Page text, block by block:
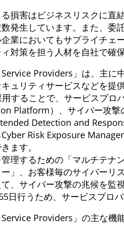
損害はビジネスリスクに直
発生しています。また、
業においてもサプライチェ
対策を担う人材を自社で確
Providers」は、主に
ュリティサービスなどを
することで、サービスプロ
Platform）、サイバー攻撃
Detection and
Risk Exposure
ます。
理するための「マルチテ
」、お客様毎のサイバーリ
、サイバー攻撃の兆候を
日行うため、サービスプロ
Providers」の主な機